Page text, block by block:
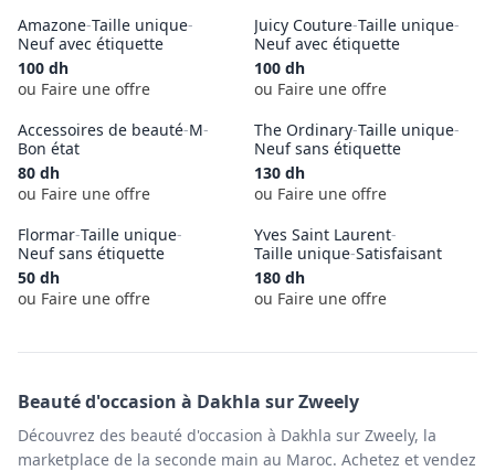
Amazone-Taille unique-
Neuf avec étiquette
100 dh
ou Faire une offre
Juicy Couture-Taille unique-
Neuf avec étiquette
100 dh
ou Faire une offre
Accessoires de beauté-M-
Bon état
80 dh
ou Faire une offre
The Ordinary-Taille unique-
Neuf sans étiquette
130 dh
ou Faire une offre
Flormar-Taille unique-
Neuf sans étiquette
50 dh
ou Faire une offre
Yves Saint Laurent-
Taille unique-Satisfaisant
180 dh
ou Faire une offre
Beautéd'occasion à Dakhla sur Zweely
Découvrez des beauté d'occasion à Dakhla sur Zweely, la
marketplace de la seconde main au Maroc. Achetez et vendez